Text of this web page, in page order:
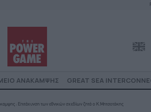
ΑΝΑΚΑΜΨΗΣ GREAT SEA
: Επιτάχυνση των εθνικών σχεδίων ζητά ο Κ.Μητσοτάκης